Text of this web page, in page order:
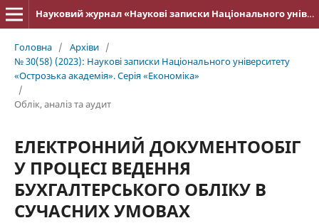
Науковий журнал «Наукові записки Національного університету «Острозька академія»: серія «Економіка»
Головна / Архіви /
№ 30(58) (2023): Наукові записки Національного університету
«Острозька академія». Серія «Економіка»
/
Облік, аналіз та аудит
ЕЛЕКТРОННИЙ ДОКУМЕНТООБІГ
У ПРОЦЕСІ ВЕДЕННЯ
БУХГАЛТЕРСЬКОГО ОБЛІКУ В
СУЧАСНИХ УМОВАХ